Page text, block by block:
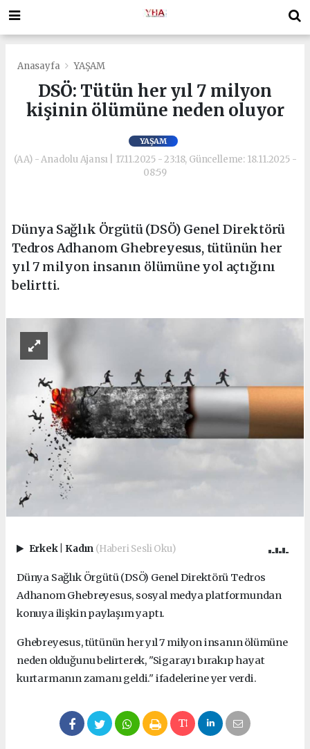
Anasayfa YAŞAM
DSÖ: Tütün her yıl 7 milyon
kişinin ölümüne neden oluyor
YAŞAM
(AA) - Anadolu Ajansı | 17.11.2025 - 23:18, Güncelleme: 18.11.2025 -
08:59
Dünya Sağlık Örgütü (DSÖ) Genel Direktörü
Tedros Adhanom Ghebreyesus, tütünün her
yıl 7 milyon insanın ölümüne yol açtığını
belirtti.
Erkek Kadın (Haberi Sesli Oku)
Dünya Sağlık Örgütü (DSÖ) Genel Direktörü Tedros
Adhanom Ghebreyesus, sosyal medya platformundan
konuya ilişkin paylaşım yaptı.
Ghebreyesus, tütünün her yıl 7 milyon insanın ölümüne
neden olduğunu belirterek, "Sigarayı bırakıp hayat
kurtarmanın zamanı geldi." ifadelerine yer verdi.